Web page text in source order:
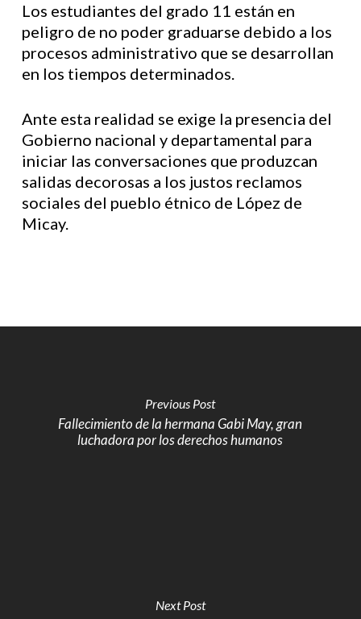
Los estudiantes del grado 11 están en
peligro de no poder graduarse debido a los
procesos administrativo que se desarrollan
en los tiempos determinados.
Ante esta realidad se exige la presencia del
Gobierno nacional y departamental para
iniciar las conversaciones que produzcan
salidas decorosas a los justos reclamos
sociales del pueblo étnico de López de
Micay.
Previous Post
Fallecimiento de la hermana Gabi May, gran
luchadora por los derechos humanos
Next Post